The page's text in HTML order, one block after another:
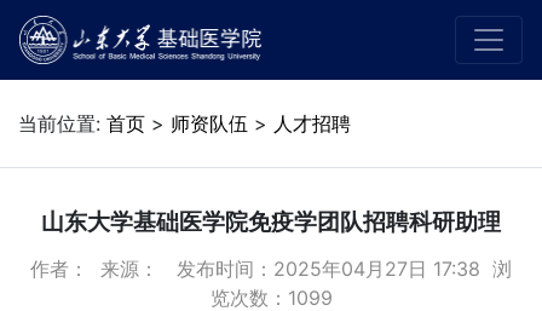
当前位置: 首页 > 师资队伍 > 人才招聘
山东大学基础医学院免疫学团队招聘科研助理
作者： 来源： 发布时间：2025年04月27日 17:38 浏
览次数： 1099